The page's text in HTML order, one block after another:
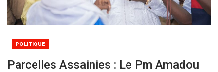
POLITIQUE
Parcelles Assainies : Le Pm Amadou